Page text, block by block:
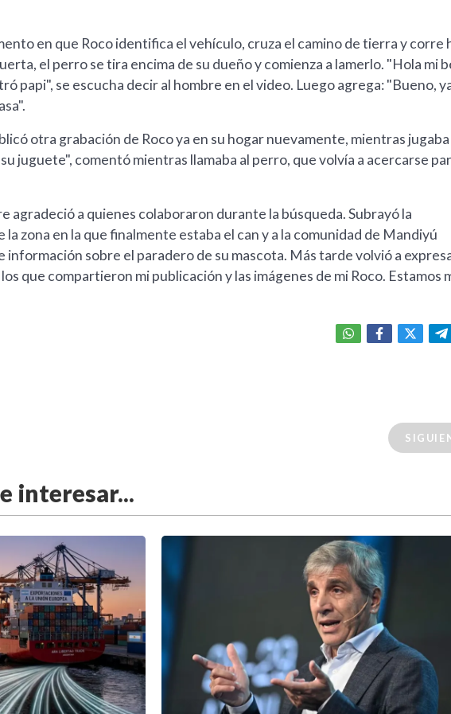
en que Roco identifica el vehículo, cruza el camino de tierra y corre
el perro se tira encima de su dueño y comienza a lamerlo. "Hola mi
papi", se escucha decir al hombre en el video. Luego agrega: "Bueno,
otra grabación de Roco ya en su hogar nuevamente, mientras jugaba
juguete", comentó mientras llamaba al perro, que volvía a acercarse
agradeció a quienes colaboraron durante la búsqueda. Subrayó la
zona en la que finalmente estaba el can y a la comunidad de Mandiyú
sobre el paradero de su mascota. Más tarde volvió a
que compartieron mi publicación y las imágenes de mi Roco. Estamos
interesar...